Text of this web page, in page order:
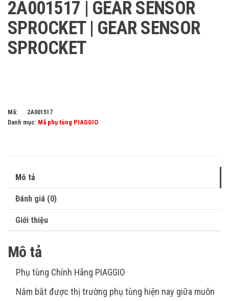
2A001517 | GEAR SENSOR
SPROCKET | GEAR SENSOR
SPROCKET
Mã:
2A001517
Danh mục: Mã phụ tùng PIAGGIO
Mô tả
Đánh giá (0)
Giới thiệu
Mô tả
Phụ tùng Chính Hãng PIAGGIO
Nắm bắt được thị trường phụ tùng hiện nay giữa muôn